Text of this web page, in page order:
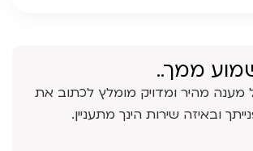
ממך..
מהיר ומדויק מומלץ לכתוב את
ובאיזה שירות הינך מתעניין.